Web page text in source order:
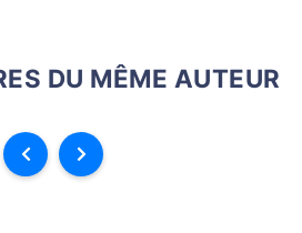
DU MÊME AUTEUR